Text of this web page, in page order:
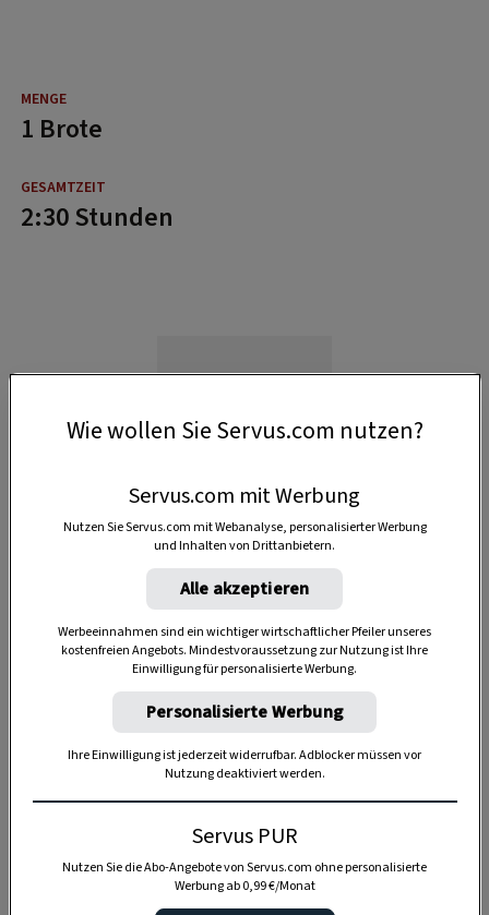
1 Brote
2:30 Stunden
Anzeige
Wie wollen Sie Servus.com nutzen?
Servus.com mit Werbung
Nutzen Sie Servus.com mit Webanalyse, personalisierter Werbung
und Inhalten von Drittanbietern.
Alle akzeptieren
Werbeeinnahmen sind ein wichtiger wirtschaftlicher Pfeiler unseres
kostenfreien Angebots. Mindestvoraussetzung zur Nutzung ist Ihre
Einwilligung für personalisierte Werbung.
Personalisierte Werbung
Ihre Einwilligung ist jederzeit widerrufbar. Adblocker müssen vor
Nutzung deaktiviert werden.
Servus PUR
Nutzen Sie die Abo-Angebote von Servus.com ohne personalisierte
Werbung ab 0,99 €/Monat